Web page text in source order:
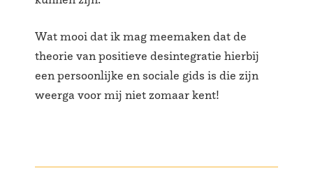
Wat mooi dat ik mag meemaken dat de
theorie van positieve desintegratie hierbij
een persoonlijke en sociale gids is die zijn
weerga voor mij niet zomaar kent!